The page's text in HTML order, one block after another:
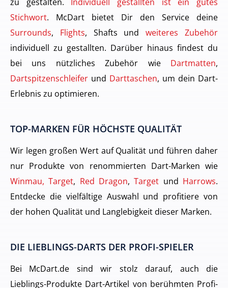
Stichwort. McDart bietet Dir den Service deine
Surrounds, Flights, Shafts undweiteres Zubehör
individuell zu gestallten. Darüber hinaus findest du
bei uns nützliches Zubehör wie Dartmatten,
Dartspitzenschleifer und Darttaschen, um dein Dart-
Erlebnis zu optimieren.
TOP-MARKEN FÜR HÖCHSTE QUALITÄT
Wir legen großen Wert auf Qualität und führen daher
nur Produkte von renommierten Dart-Marken wie
Winmau, Target, Red Dragon,Target und Harrows.
Entdecke die vielfältige Auswahl und profitiere von
der hohen Qualität und Langlebigkeit dieser Marken.
DIE LIEBLINGS-DARTS DER PROFI-SPIELER
Bei McDart.de sind wir stolz darauf, auch die
Lieblings-Produkte Dart-Artikel von berühmten Profi-